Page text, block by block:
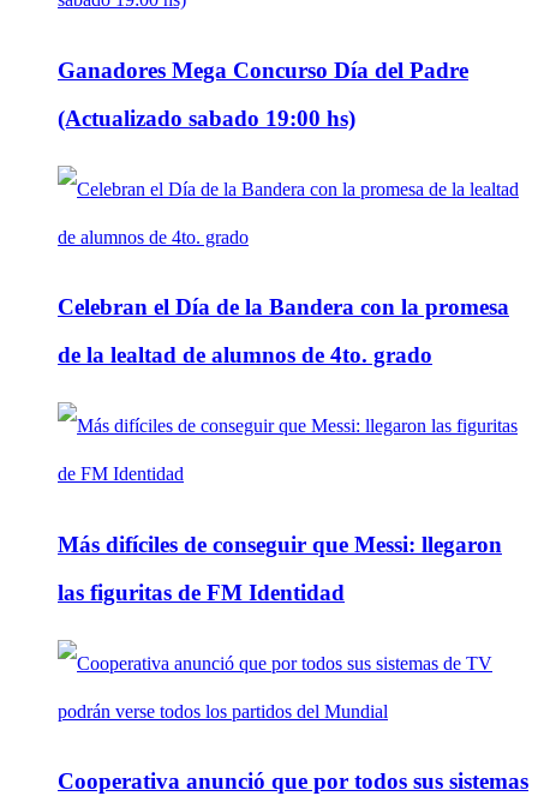
Ganadores Mega Concurso Día del Padre
(Actualizado sabado 19:00 hs)
Celebran el Día de la Bandera con la promesa
de la lealtad de alumnos de 4to. grado
Más difíciles de conseguir que Messi: llegaron
las figuritas de FM Identidad
Cooperativa anunció que por todos sus sistemas